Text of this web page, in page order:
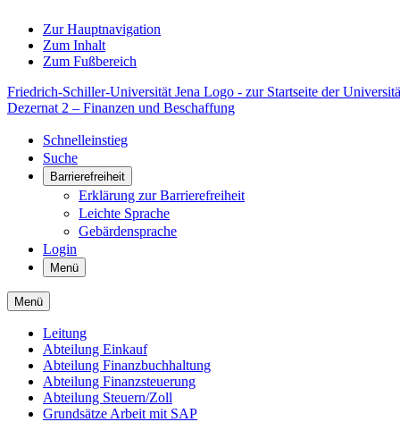
Zur Hauptnavigation
Zum Inhalt
Zum Fußbereich
Friedrich-Schiller-Universität Jena Logo - zur Startseite der
Dezernat 2 – Finanzen und Beschaffung
Schnelleinstieg
Suche
Barrierefreiheit
Erklärung zur Barrierefreiheit
Leichte Sprache
Gebärdensprache
Login
Menü
Menü
Leitung
Abteilung Einkauf
Abteilung Finanzbuchhaltung
Abteilung Finanzsteuerung
Abteilung Steuern/Zoll
Grundsätze Arbeit mit SAP